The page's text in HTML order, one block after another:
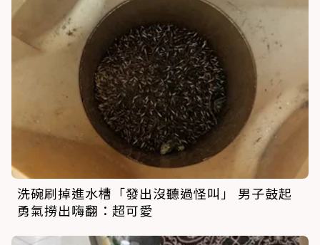
洗碗刷掉進水槽「發出沒聽過怪叫」 男子鼓起
勇氣撈出嗨翻：超可愛